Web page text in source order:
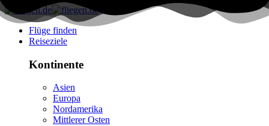
Flüge finden
Reiseziele
Kontinente
Asien
Europa
Nordamerika
Mittlerer Osten